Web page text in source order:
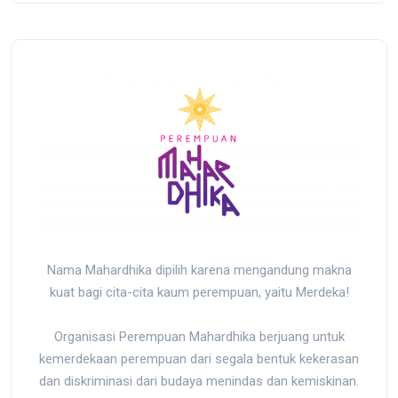
Nama Mahardhika dipilih karena mengandung makna
kuat bagi cita-cita kaum perempuan, yaitu Merdeka!
Organisasi Perempuan Mahardhika berjuang untuk
kemerdekaan perempuan dari segala bentuk kekerasan
dan diskriminasi dari budaya menindas dan kemiskinan.